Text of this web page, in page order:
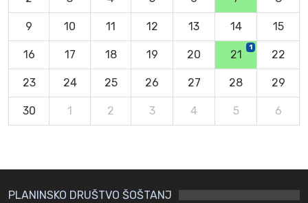
9 10 11 12 13 14 15
16 17 18 19 20 21
1
22
23 24 25 26 27 28 29
30 1 2 3 4 5 6
PLANINSKO DRUŠTVO ŠOŠTANJ